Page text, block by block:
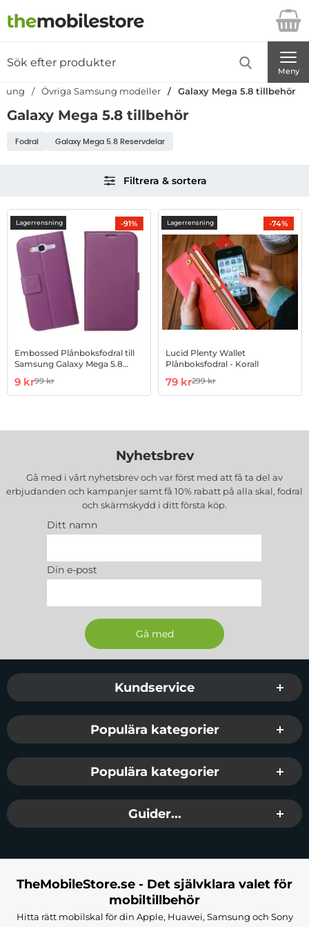
Startsidan för Danira Telecom AB
Meny
Övriga Samsung modeller Galaxy Mega 5.8 tillbehör
Galaxy Mega 5.8 tillbehör
Underkategorier
Fodral Galaxy Mega 5.8 Reservdelar
Filtrera & sortera
Filtrera & sortera
produktlista
Lagerrensning -91%
Embossed Plånboksfodral till
Samsung Galaxy Mega 5.8
Art. nr 11163
rea pris
9 krtidigare pris
99 kr
Lagerrensning -74%
Lucid Plenty Wallet
Plånboksfodral - Korall
Art. nr 4105596
rea pris
79 krtidigare pris
299 kr
Nyhetsbrev
Gå med i vårt nyhetsbrev och var först med att få ta del av
erbjudanden och kampanjer samt få 10% rabatt på alla skal, fodral
och skärmskydd i ditt första köp.
Ditt namn
Din e-post
Sidfot Blandad info och länkar
Kundservice
Populära kategorier
Populära kategorier
Guider...
TheMobileStore.se - Det självklara valet för
mobiltillbehör
Hitta rätt mobilskal för din Apple, Huawei, Samsung och Sony